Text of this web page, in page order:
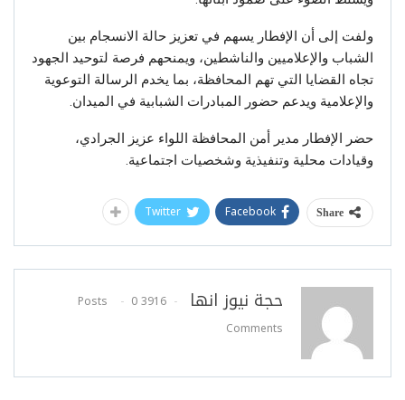
ولفت إلى أن الإفطار يسهم في تعزيز حالة الانسجام بين
الشباب والإعلاميين والناشطين، ويمنحهم فرصة لتوحيد الجهود
تجاه القضايا التي تهم المحافظة، بما يخدم الرسالة التوعوية
والإعلامية ويدعم حضور المبادرات الشبابية في الميدان.
حضر الإفطار مدير أمن المحافظة اللواء عزيز الجرادي،
وقيادات محلية وتنفيذية وشخصيات اجتماعية.
Share
Facebook
Twitter
حجة نيوز انها 3916 Posts
0
Comments